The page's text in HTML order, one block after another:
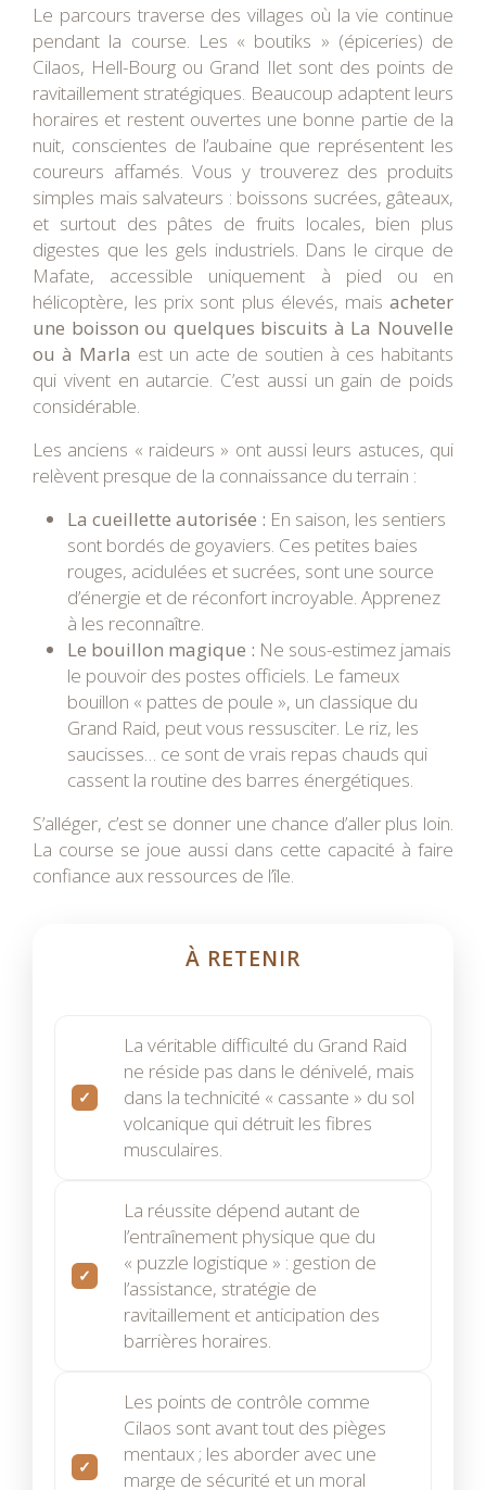
Le parcours traverse des villages où la vie continue
pendant la course. Les « boutiks » (épiceries) de
Cilaos, Hell-Bourg ou Grand Ilet sont des points de
ravitaillement stratégiques. Beaucoup adaptent leurs
horaires et restent ouvertes une bonne partie de la
nuit, conscientes de l’aubaine que représentent les
coureurs affamés. Vous y trouverez des produits
simples mais salvateurs : boissons sucrées, gâteaux,
et surtout des pâtes de fruits locales, bien plus
digestes que les gels industriels. Dans le cirque de
Mafate, accessible uniquement à pied ou en
hélicoptère, les prix sont plus élevés, mais acheter
une boisson ou quelques biscuits à La Nouvelle
ou à Marla est un acte de soutien à ces habitants
qui vivent en autarcie. C’est aussi un gain de poids
considérable.
Les anciens « raideurs » ont aussi leurs astuces, qui
relèvent presque de la connaissance du terrain :
La cueillette autorisée : En saison, les sentiers
sont bordés de goyaviers. Ces petites baies
rouges, acidulées et sucrées, sont une source
d’énergie et de réconfort incroyable. Apprenez
à les reconnaître.
Le bouillon magique : Ne sous-estimez jamais
le pouvoir des postes officiels. Le fameux
bouillon « pattes de poule », un classique du
Grand Raid, peut vous ressusciter. Le riz, les
saucisses… ce sont de vrais repas chauds qui
cassent la routine des barres énergétiques.
S’alléger, c’est se donner une chance d’aller plus loin.
La course se joue aussi dans cette capacité à faire
confiance aux ressources de l’île.
À RETENIR
La véritable difficulté du Grand Raid
ne réside pas dans le dénivelé, mais
dans la technicité « cassante » du sol
volcanique qui détruit les fibres
musculaires.
La réussite dépend autant de
l’entraînement physique que du
« puzzle logistique » : gestion de
l’assistance, stratégie de
ravitaillement et anticipation des
barrières horaires.
Les points de contrôle comme
Cilaos sont avant tout des pièges
mentaux ; les aborder avec une
marge de sécurité et un moral